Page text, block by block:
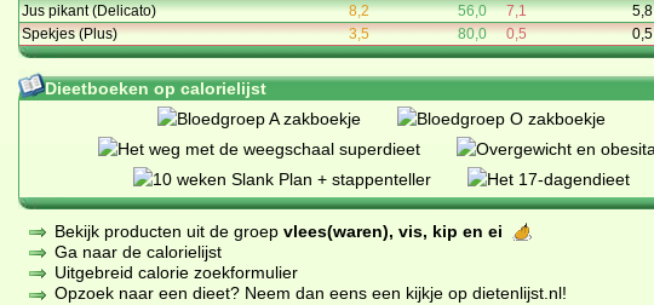
Jus pikant (Delicato)
8,2 56,0 7,1 5,8
Spekjes (Plus)
3,5 80,0 0,5 0,5
Dieetboeken op calorielijst
Bekijk producten uit de groep vlees(waren), vis, kip en ei
Ga naar de calorielijst
Uitgebreid calorie zoekformulier
Opzoek naar een dieet? Neem dan eens een kijkje op dietenlijst.nl!